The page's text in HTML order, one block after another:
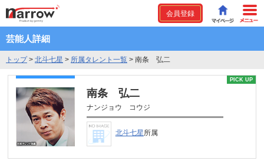
会員登録
芸能人詳細
トップ> 北斗七星 > 所属タレント一覧 > 南条 弘二
PICK UP
南条 弘二
ナンジョウ コウジ
北斗七星所属